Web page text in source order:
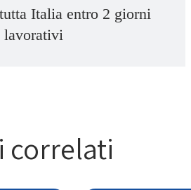
Italia entro 2 giorni
lavorativi
correlati